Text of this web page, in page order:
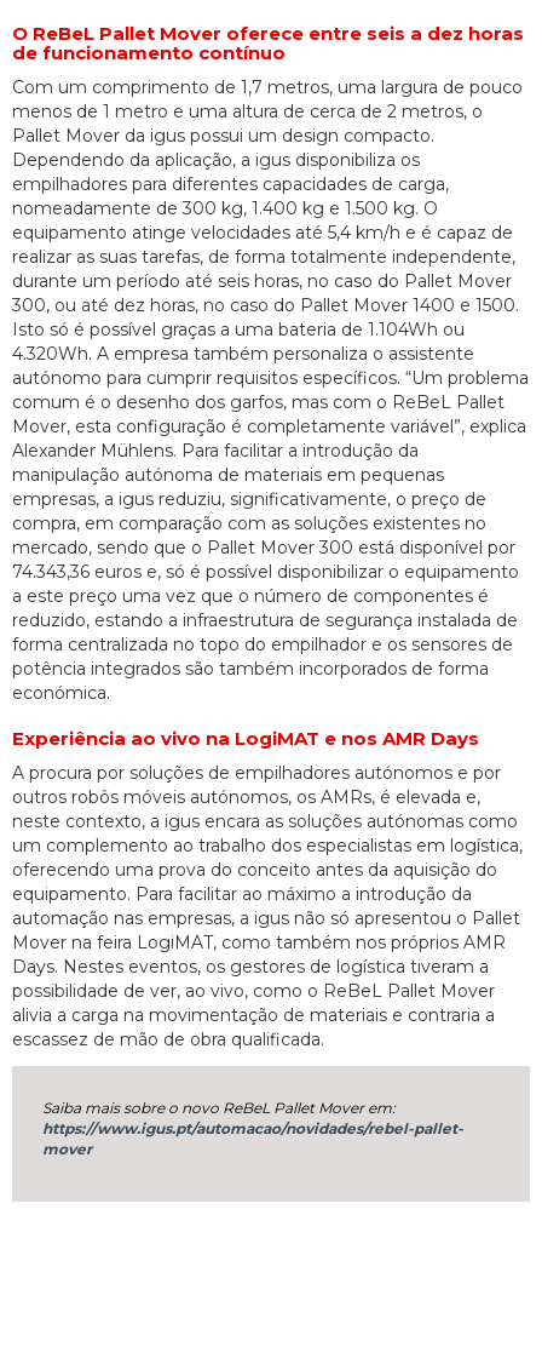
O ReBeL Pallet Mover oferece entre seis a dez horas
de funcionamento contínuo
Com um comprimento de 1,7 metros, uma largura de pouco
menos de 1 metro e uma altura de cerca de 2 metros, o
Pallet Mover da igus possui um design compacto.
Dependendo da aplicação, a igus disponibiliza os
empilhadores para diferentes capacidades de carga,
nomeadamente de 300 kg, 1.400 kg e 1.500 kg. O
equipamento atinge velocidades até 5,4 km/h e é capaz de
realizar as suas tarefas, de forma totalmente independente,
durante um período até seis horas, no caso do Pallet Mover
300, ou até dez horas, no caso do Pallet Mover 1400 e 1500.
Isto só é possível graças a uma bateria de 1.104Wh ou
4.320Wh. A empresa também personaliza o assistente
autónomo para cumprir requisitos específicos. “Um problema
comum é o desenho dos garfos, mas com o ReBeL Pallet
Mover, esta configuração é completamente variável”, explica
Alexander Mühlens. Para facilitar a introdução da
manipulação autónoma de materiais em pequenas
empresas, a igus reduziu, significativamente, o preço de
compra, em comparação com as soluções existentes no
mercado, sendo que o Pallet Mover 300 está disponível por
74.343,36 euros e, só é possível disponibilizar o equipamento
a este preço uma vez que o número de componentes é
reduzido, estando a infraestrutura de segurança instalada de
forma centralizada no topo do empilhador e os sensores de
potência integrados são também incorporados de forma
económica.
Experiência ao vivo na LogiMAT e nos AMR Days
A procura por soluções de empilhadores autónomos e por
outros robôs móveis autónomos, os AMRs, é elevada e,
neste contexto, a igus encara as soluções autónomas como
um complemento ao trabalho dos especialistas em logística,
oferecendo uma prova do conceito antes da aquisição do
equipamento. Para facilitar ao máximo a introdução da
automação nas empresas, a igus não só apresentou o Pallet
Mover na feira LogiMAT, como também nos próprios AMR
Days. Nestes eventos, os gestores de logística tiveram a
possibilidade de ver, ao vivo, como o ReBeL Pallet Mover
alivia a carga na movimentação de materiais e contraria a
escassez de mão de obra qualificada.
Saiba mais sobre o novo ReBeL Pallet Mover em:
https://www.igus.pt/automacao/novidades/rebel-pallet-
mover